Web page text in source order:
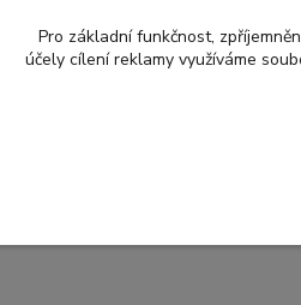
Pro základní funkčnost,
účely cílení reklamy využíváme